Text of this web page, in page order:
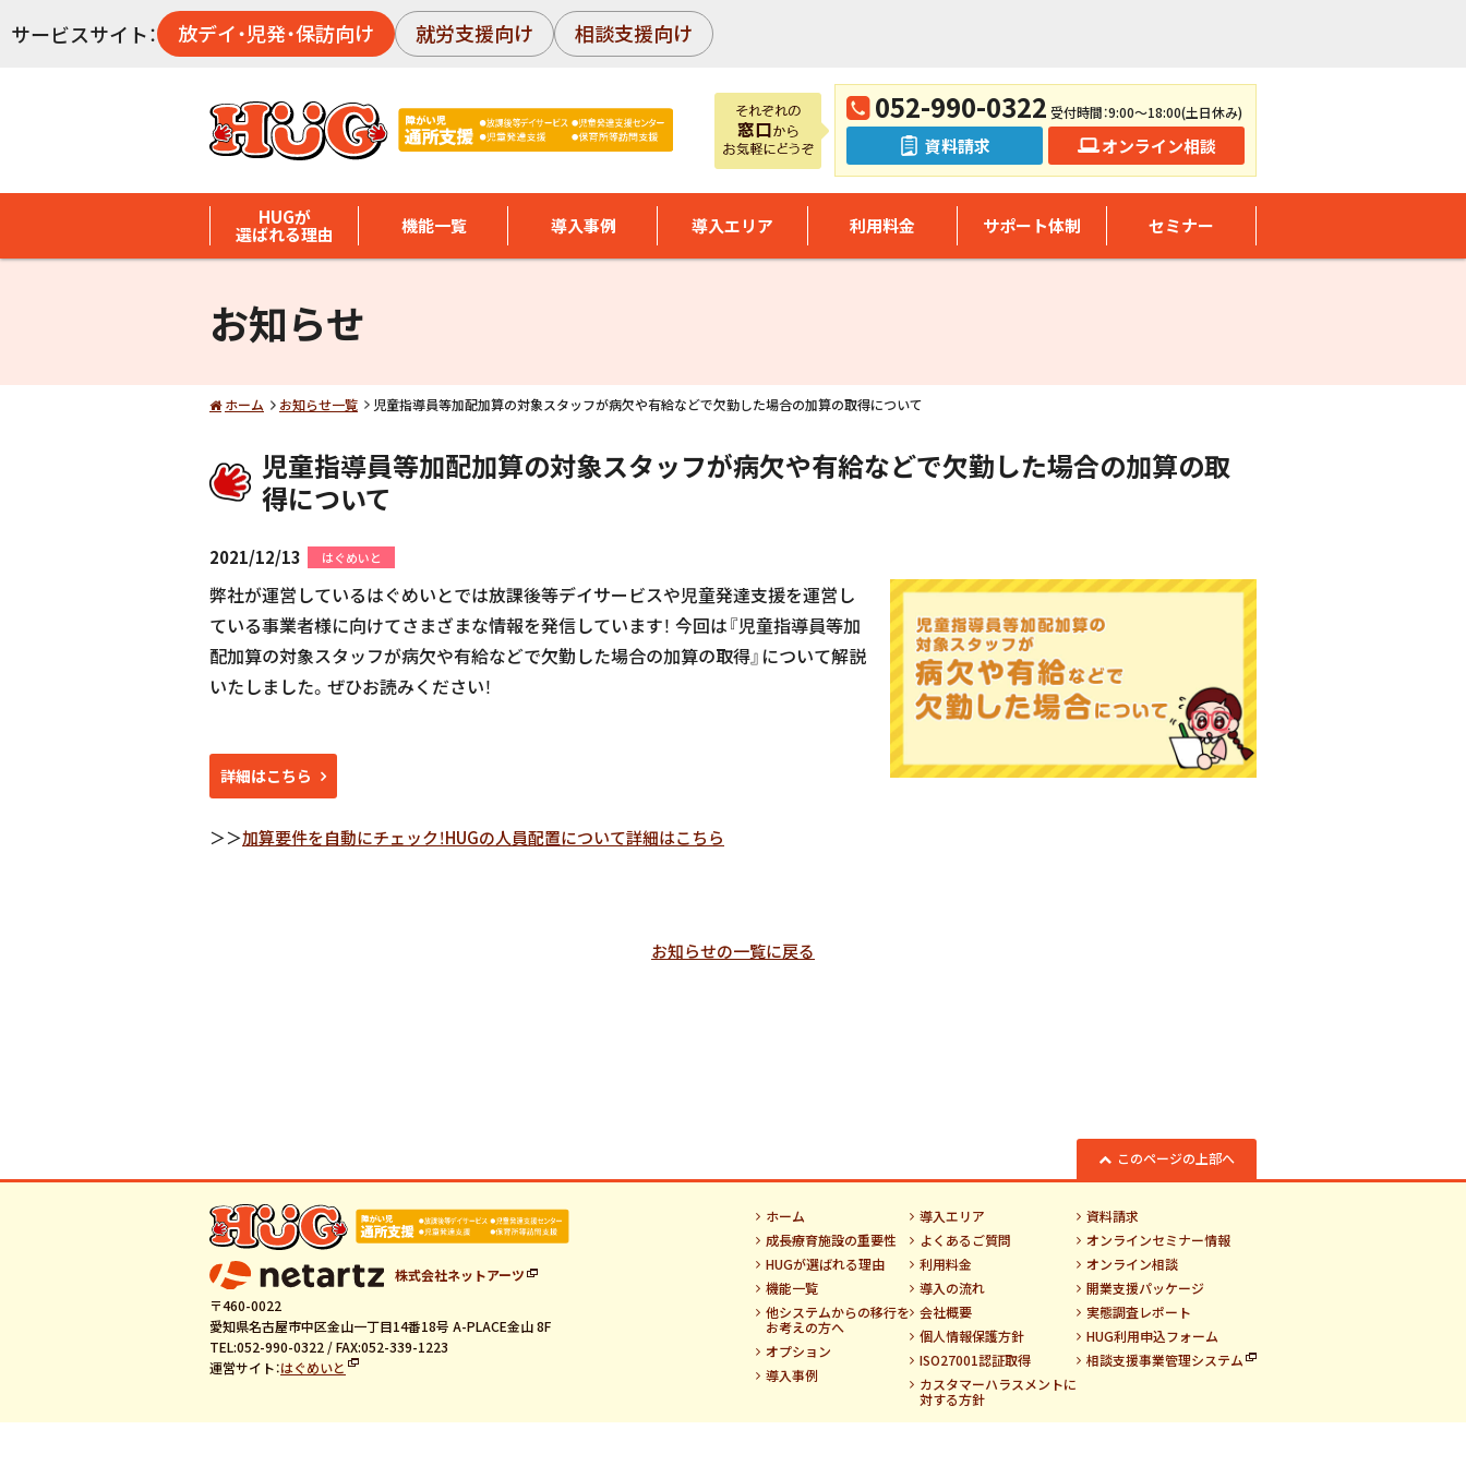
サービスサイト： 放デイ・児発・保訪向け 就労支援向け 相談支援向け
052-990-0322 受付時間：9:00～18:00(土日休み)
資料請求 オンライン相談
HUGが
選ばれる理由 機能一覧 導入事例 導入エリア 利用料金 サポート体制 セミナー
お知らせ
ホーム お知らせ一覧 児童指導員等加配加算の対象スタッフが病欠や有給などで欠勤した場合の加算の取得について
児童指導員等加配加算の対象スタッフが病欠や有給などで欠勤した場合の加算の取
得について
2021/12/13 はぐめいと
弊社が運営しているはぐめいとでは放課後等デイサービスや児童発達支援を運営し
ている事業者様に向けてさまざまな情報を発信しています！ 今回は『児童指導員等加
配加算の対象スタッフが病欠や有給などで欠勤した場合の加算の取得』について解説
いたしました。ぜひお読みください！
詳細はこちら
＞＞加算要件を自動にチェック！HUGの人員配置について詳細はこちら
お知らせの一覧に戻る
このページの上部へ
株式会社ネットアーツ
〒460-0022
愛知県名古屋市中区金山一丁目14番18号 A-PLACE金山 8F
TEL:052-990-0322 / FAX:052-339-1223
運営サイト：はぐめいと
ホーム
成長療育施設の重要性
HUGが選ばれる理由
機能一覧
他システムからの移行を
お考えの方へ
オプション
導入事例
導入エリア
よくあるご質問
利用料金
導入の流れ
会社概要
個人情報保護方針
ISO27001認証取得
カスタマーハラスメントに
対する方針
資料請求
オンラインセミナー情報
オンライン相談
開業支援パッケージ
実態調査レポート
HUG利用申込フォーム
相談支援事業管理システム